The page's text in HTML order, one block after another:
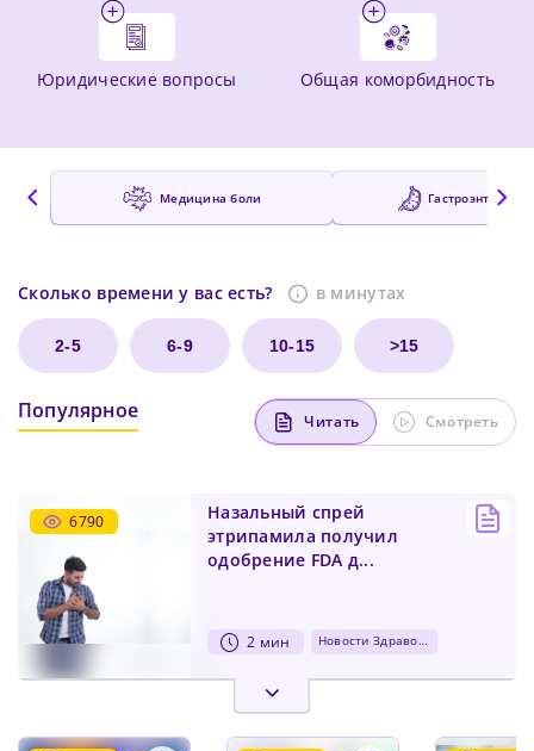
юридические вопросы общая коморбидность
медицина боли
Сколько времени у вас есть? в минутах
2-5 6-9 10-15 >15
Популярное Читать Смотреть
6790
Назальный спрей
этрипамила получил
одобрение FDA д...
2 мин Новости Здравоохранения
15 декабря 2025 года Управление по контролю качества
пищевых продуктов и лекарственных средств США (FDA)
разрешило применение назального спрея эт...